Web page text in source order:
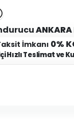
ANKARA
İmkanı 0%
Hızlı Teslimat ve